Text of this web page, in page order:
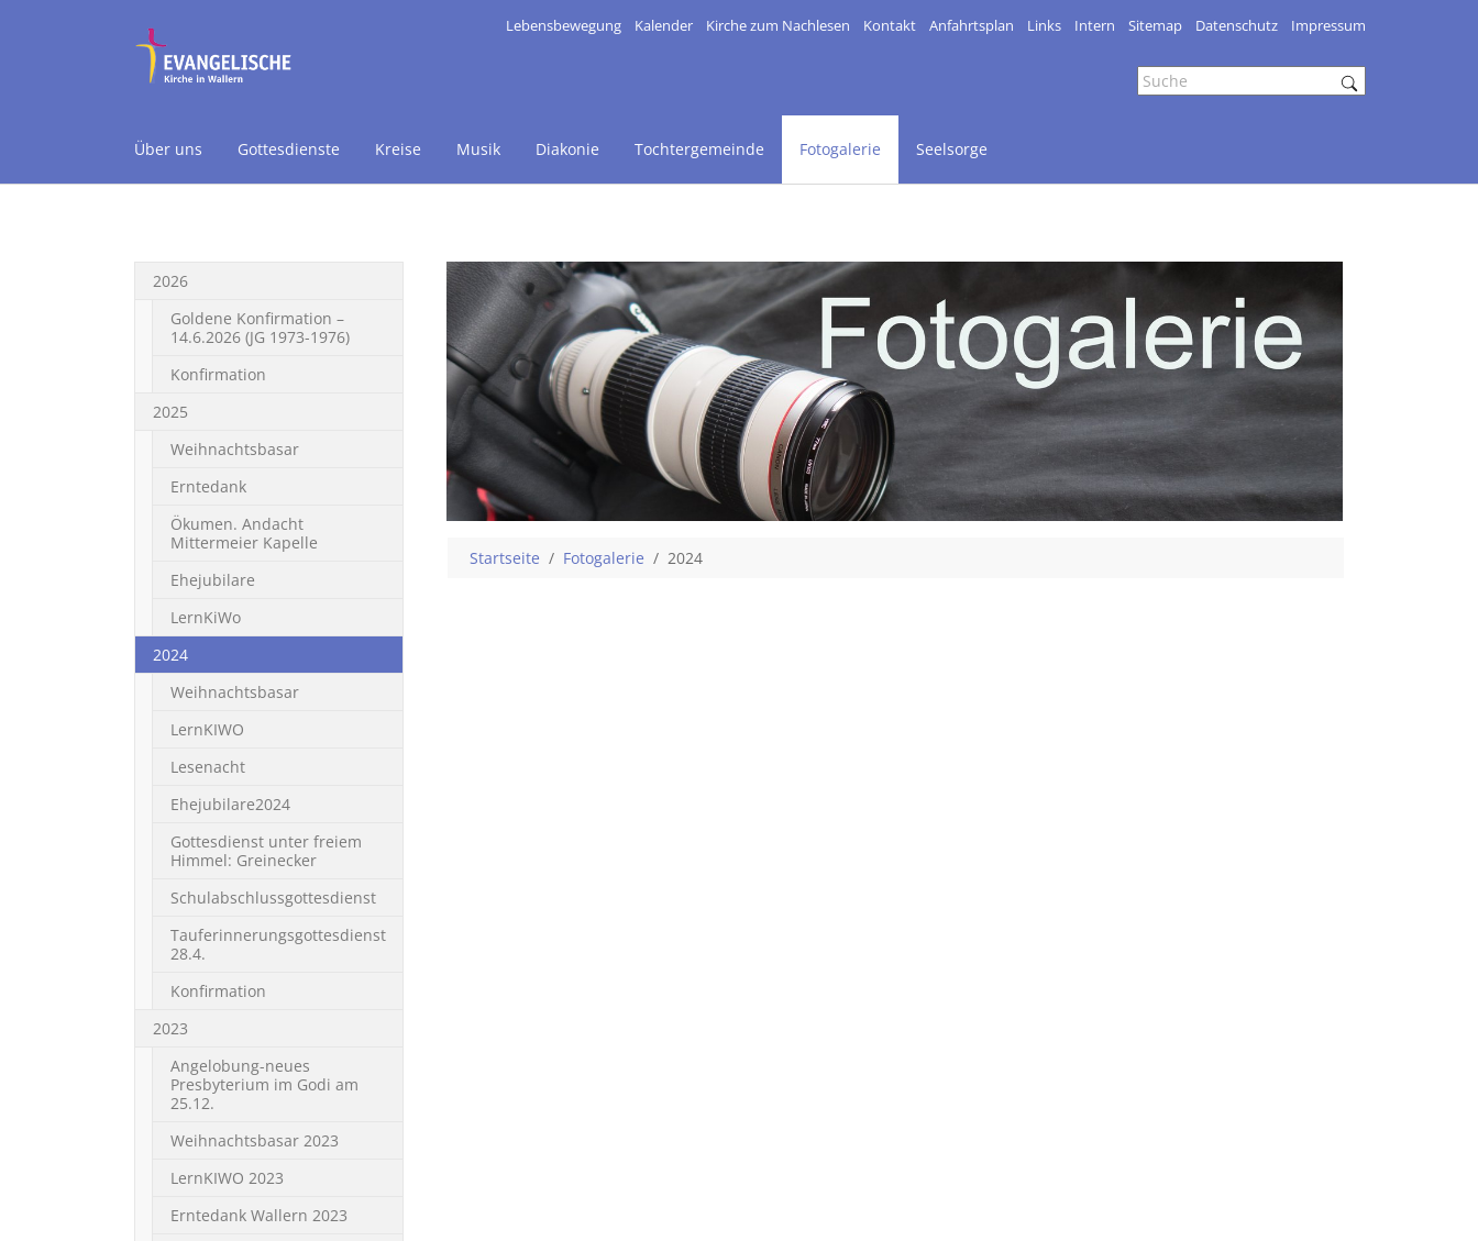
Lebensbewegung Kalender Kirche zum Nachlesen Kontakt Anfahrtsplan Links Intern Sitemap Datenschutz Impressum
Über uns Gottesdienste Kreise Musik Diakonie Tochtergemeinde Fotogalerie Seelsorge
2026
Goldene Konfirmation –
14.6.2026 (JG 1973-1976)
Konfirmation
2025
Weihnachtsbasar
Erntedank
Ökumen. Andacht
Mittermeier Kapelle
Ehejubilare
LernKiWo
2024(current)
Weihnachtsbasar
LernKIWO
Lesenacht
Ehejubilare2024
Gottesdienst unter freiem
Himmel: Greinecker
Schulabschlussgottesdienst
Tauferinnerungsgottesdienst
28.4.
Konfirmation
2023
Angelobung-neues
Presbyterium im Godi am
25.12.
Weihnachtsbasar 2023
LernKIWO 2023
Erntedank Wallern 2023
You are here:
Startseite Fotogalerie 2024